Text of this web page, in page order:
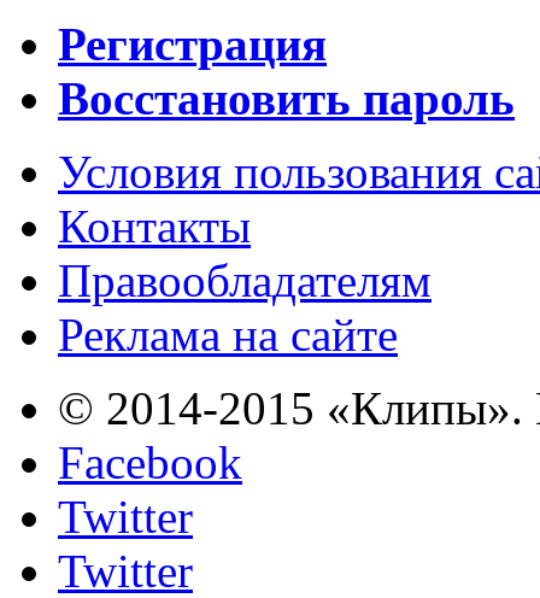
Регистрация
Восстановить пароль
Условия пользования
Контакты
Правообладателям
Реклама на сайте
© 2014-2015 «Клипы».
Facebook
Twitter
Twitter